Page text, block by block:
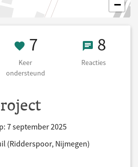
−
7
7 Keer
7
Keer
ondersteund
8 8
Reacties
7 september 2025
(Ridderspoor, Nijmegen)